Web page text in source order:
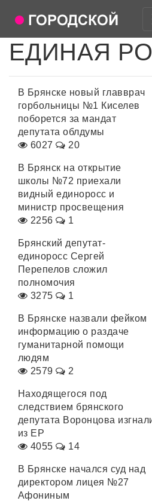
ЕДИНАЯ
В Брянске новый главврач
горбольницы №1 Киселев
поборется за мандат
депутата облдумы
6027
20
В Брянск на открытие
школы №72 приехали
видный единоросс и
министр просвещения
2256
1
Брянский депутат-
единоросс Сергей
Перепелов сложил
полномочия
3275
1
В Брянске назвали фейком
информацию о раздаче
гуманитарной помощи
людям
2579
2
Находящегося под
следствием брянского
депутата Воронцова
из ЕР
4055
14
В Брянске начался суд над
директором лицея №27
Афониным